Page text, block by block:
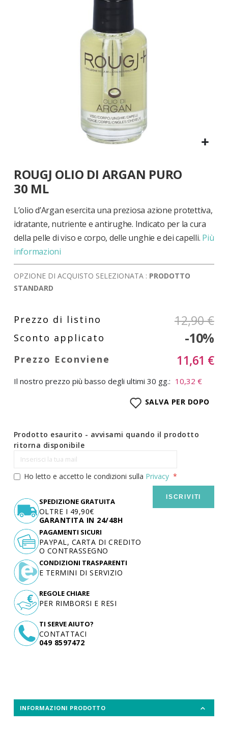
all'inizio
della
galleria
di
immagini
ROUGJ OLIO DI ARGAN PURO
30 ML
L’olio d’Argan esercita una preziosa azione protettiva,
idratante, nutriente e antirughe. Indicato per la cura
della pelle di viso e corpo, delle unghie e dei capelli. Più
informazioni
OPZIONE DI ACQUISTO SELEZIONATA : PRODOTTO
STANDARD
12,90 €
-10%
11,61 €
Il nostro prezzo più basso degli ultimi 30 gg.: 10,32 €
SALVA PER DOPO
Prodotto esaurito - avvisami quando il prodotto
ritorna disponibile
Ho letto e accetto le condizioni sulla Privacy
ISCRIVITI
SPEDIZIONE GRATUITA
OLTRE I 49,90€
GARANTITA IN 24/48H
TI SERVE AIUTO?
CONTATTACI
049 8597472
PAGAMENTI SICURI
PAYPAL, CARTA DI CREDITO
O CONTRASSEGNO
CONDIZIONI TRASPARENTI
E TERMINI DI SERVIZIO
REGOLE CHIARE
PER RIMBORSI E RESI
INFORMAZIONI PRODOTTO